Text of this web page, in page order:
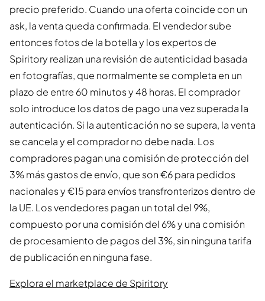
precio preferido. Cuando una oferta coincide con un
ask, la venta queda confirmada. El vendedor sube
entonces fotos de la botella y los expertos de
Spiritory realizan una revisión de autenticidad basada
en fotografías, que normalmente se completa en un
plazo de entre 60 minutos y 48 horas. El comprador
solo introduce los datos de pago una vez superada la
autenticación. Si la autenticación no se supera, la venta
se cancela y el comprador no debe nada. Los
compradores pagan una comisión de protección del
3% más gastos de envío, que son €6 para pedidos
nacionales y €15 para envíos transfronterizos dentro de
la UE. Los vendedores pagan un total del 9%,
compuesto por una comisión del 6% y una comisión
de procesamiento de pagos del 3%, sin ninguna tarifa
de publicación en ninguna fase.
Explora el marketplace de Spiritory